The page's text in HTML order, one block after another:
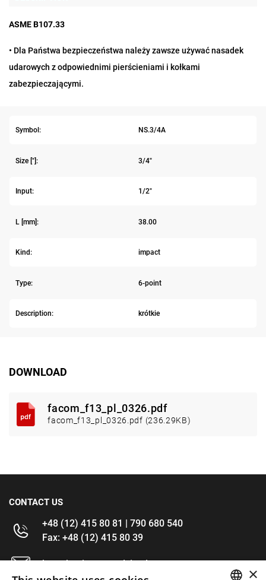
ASME B107.33
• Dla Państwa bezpieczeństwa należy zawsze używać nasadek
udarowych z odpowiednimi pierścieniami i kołkami
zabezpieczającymi.
Symbol: NS.3/4A
Size ["]: 3/4"
Input: 1/2"
L [mm]: 38.00
Kind: impact
Type: 6-point
Description: krótkie
DOWNLOAD
facom_f13_pl_0326.pdf
facom_f13_pl_0326.pdf (236.29KB)
CONTACT US
+48 (12) 415 80 81 | 790 680 540
Fax: +48 (12) 415 80 39
kontakt@im-narzedzia.pl
×